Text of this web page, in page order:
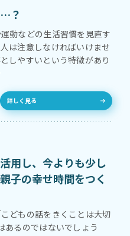
？
動などの生活習慣を見直す
は注意しなければいけませ
しやすいという特徴があり
詳しく見る
用し、今よりも少し
子の幸せ時間をつく
どもの話をきくことは大切
あるのではないでしょう